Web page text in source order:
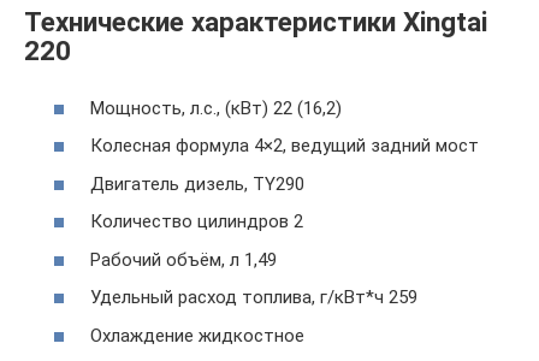
Технические характеристики Xingtai
220
Мощность, л.с., (кВт) 22 (16,2)
Колесная формула 4×2, ведущий задний мост
Двигатель дизель, TY290
Количество цилиндров 2
Рабочий объём, л 1,49
Удельный расход топлива, г/кВт*ч 259
Охлаждение жидкостное